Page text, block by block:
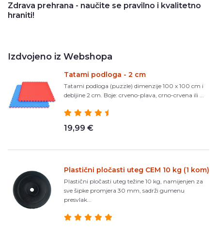
Zdrava prehrana - naučite se pravilno i kvalitetno
hraniti!
Izdvojeno iz Webshopa
Tatami podloga - 2 cm
Tatami podloga (puzzle) dimenzije 100 x 100 cm i
debljine 2 cm. Boje: crveno-plava, crno-crvena ili ...
19,99 €
Plastični pločasti uteg CEM 10 kg (1 kom)
Plastični pločasti uteg težine 10 kg, namijenjen za
sve šipke promjera 30 mm, sadrži gumenu
presvlak...